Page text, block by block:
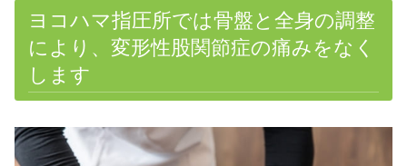
ヨコハマ指圧所では骨盤と全身の調整
により、変形性股関節症の痛みをなく
します